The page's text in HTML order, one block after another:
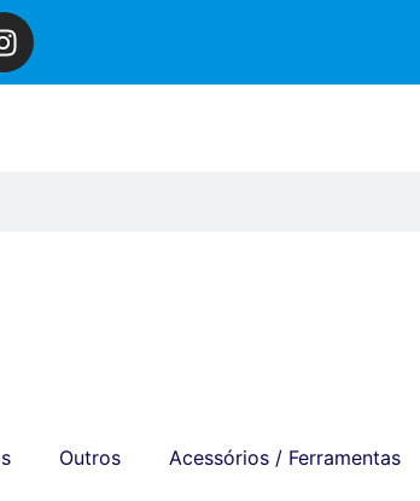
Outros Acessórios / Ferramentas